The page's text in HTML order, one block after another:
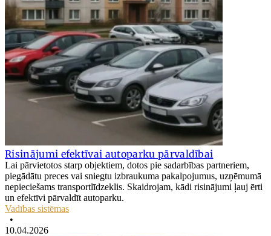
Risinājumi efektīvai autoparku pārvaldībai
Lai pārvietotos starp objektiem, dotos pie sadarbības partneriem,
piegādātu preces vai sniegtu izbraukuma pakalpojumus, uzņēmumā
nepieciešams transportlīdzeklis. Skaidrojam, kādi risinājumi ļauj ērti
un efektīvi pārvaldīt autoparku.
Vadības sistēmas
•
10.04.2026